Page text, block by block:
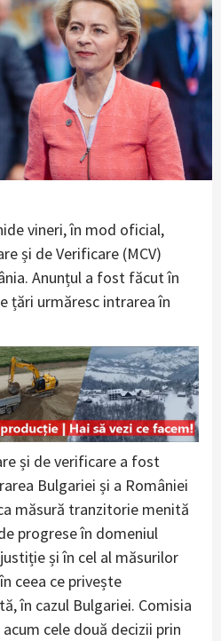
vineri, în mod oficial,
și de Verificare (MCV)
Anunțul a fost făcut în
țări urmăresc intrarea în
și de verificare a fost
Bulgariei și a României
măsură tranzitorie menită
progrese în domeniul
și în cel al măsurilor
ceea ce privește
în cazul Bulgariei. Comisia
cele două decizii prin